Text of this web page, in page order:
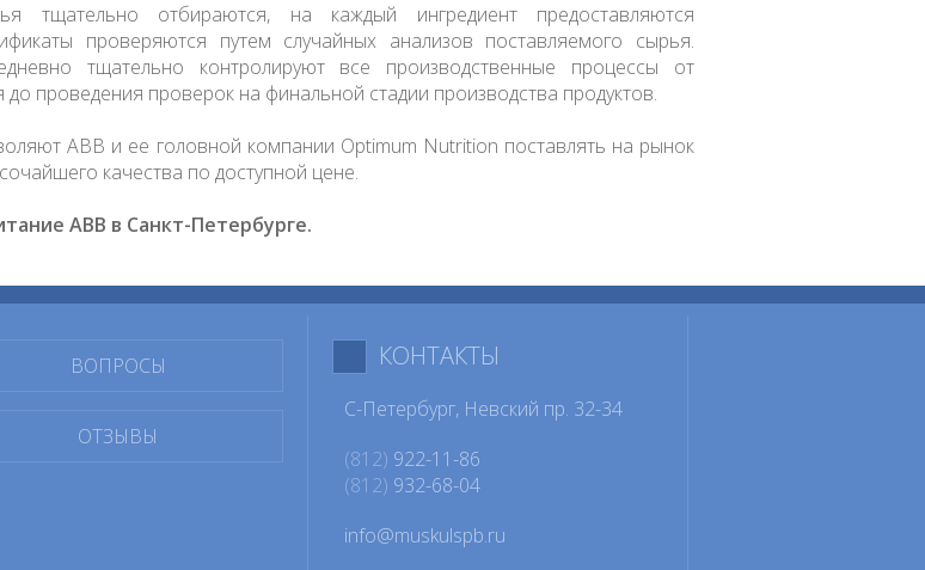
тщательно отбираются, на каждый ингредиент предоставляются
проверяются путем случайных анализов поставляемого сырья.
тщательно контролируют все производственные процессы от
проведения проверок на финальной стадии производства продуктов.
ABB и ее головной компании Optimum Nutrition поставлять на рынок
качества по доступной цене.
ABB в Санкт-Петербурге.
ВОПРОСЫ
ОТЗЫВЫ
КОНТАКТЫ
С-Петербург, Невский пр. 32-34
(812) 922-11-86
(812) 932-68-04
info@muskulspb.ru